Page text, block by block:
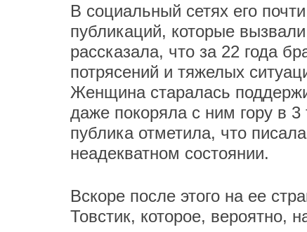
В социальный сетях его
публикаций, которые
рассказала, что за 22 года
потрясений и тяжелых
Женщина старалась
даже покоряла с ним гору в
публика отметила, что
неадекватном состоянии.
Вскоре после этого на ее
Товстик, которое, вероятно,